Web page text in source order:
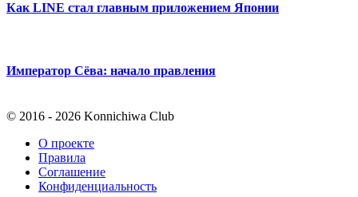
Как LINE стал главным приложением Японии
Император Сёва: начало правления
© 2016 - 2026 Konnichiwa Club
О проекте
Правила
Соглашение
Конфиденциальность